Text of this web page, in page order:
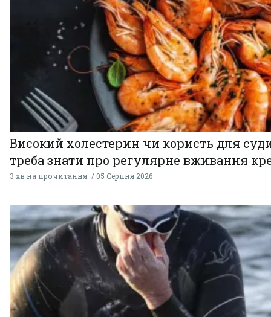
Високий холестерин чи користь для
треба знати про регулярне вживання
3 хв на прочитання 05 Серпня 2026